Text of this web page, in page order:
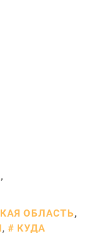
,
ОБЛАСТЬ,
, КУДА